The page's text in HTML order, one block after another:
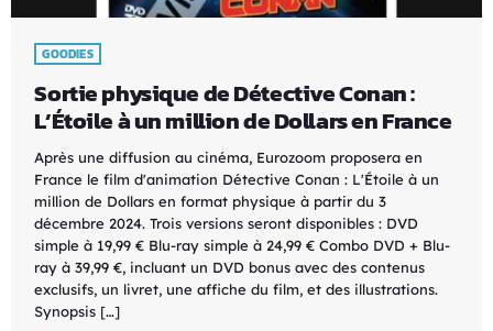
GOODIES
Sortie physique de Détective Conan :
L’Étoile à un million de Dollars en France
Après une diffusion au cinéma, Eurozoom proposera en
France le film d'animation Détective Conan : L'Étoile à un
million de Dollars en format physique à partir du 3
décembre 2024. Trois versions seront disponibles : DVD
simple à 19,99 € Blu-ray simple à 24,99 € Combo DVD + Blu-
ray à 39,99 €, incluant un DVD bonus avec des contenus
exclusifs, un livret, une affiche du film, et des illustrations.
Synopsis […]